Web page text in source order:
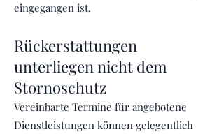
eingegangen ist.
Rückerstattungen
unterliegen nicht dem
Stornoschutz
Vereinbarte Termine für angebotene
Dienstleistungen können gelegentlich